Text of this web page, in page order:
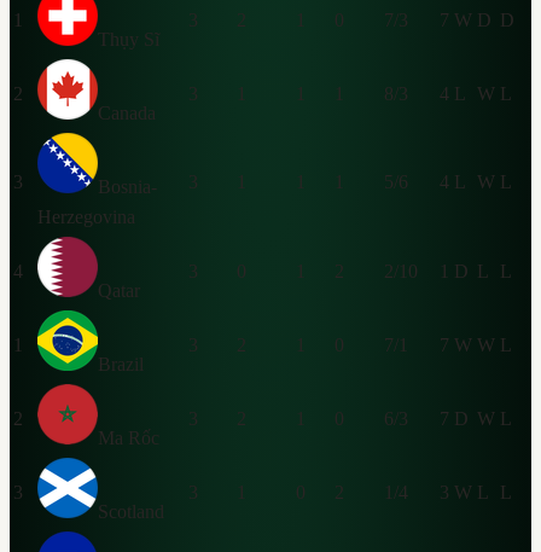
1
Thụy Sĩ
3 2 1 0 7/3 7 W D D
2
Canada
3 1 1 1 8/3 4 L W L
3
Bosnia-
Herzegovina
3 1 1 1 5/6 4 L W L
4
Qatar
3 0 1 2 2/10 1 D L L
1
Brazil
3 2 1 0 7/1 7 W W L
2
Ma Rốc
3 2 1 0 6/3 7 D W L
3
Scotland
3 1 0 2 1/4 3 W L L